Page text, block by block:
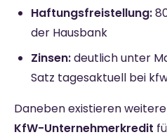
Haftungsfreistellung:
der Hausbank
Zinsen:deutlich unter
Satz tagesaktuell bei
Daneben existieren
KfW-Unternehmerkredit